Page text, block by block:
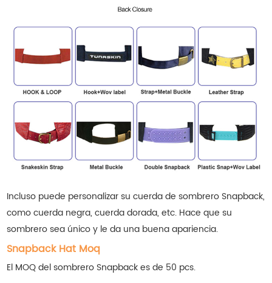
Incluso puede personalizar su cuerda de sombrero Snapback,
como cuerda negra, cuerda dorada, etc. Hace que su
sombrero sea único y le da una buena apariencia.
Snapback Hat Moq
El MOQ del sombrero Snapback es de 50 pcs.